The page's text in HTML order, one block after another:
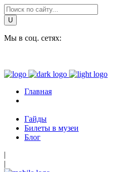
Мы в соц. сетях:
Главная
Гайды
Билеты в музеи
Блог
|
|